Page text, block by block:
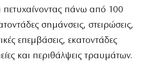
πετυχαίνοντας πάνω από 100
σημάνσεις, στειρώσεις,
επεμβάσεις, εκατοντάδες
και περιθάλψεις τραυμάτων.